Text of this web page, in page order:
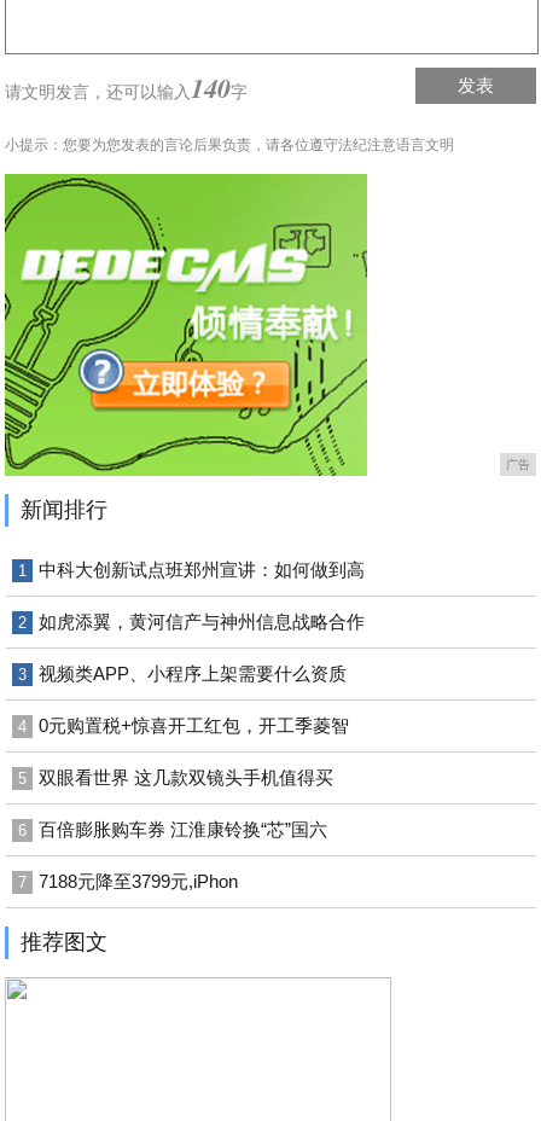
请文明发言，还可以输入 140字 发表
小提示：您要为您发表的言论后果负责，请各位遵守法纪注意语言文明
广告
新闻排行
1 中科大创新试点班郑州宣讲：如何做到高
2 如虎添翼，黄河信产与神州信息战略合作
3 视频类APP、小程序上架需要什么资质
4 0元购置税+惊喜开工红包，开工季菱智
5 双眼看世界 这几款双镜头手机值得买
6 百倍膨胀购车券 江淮康铃换“芯”国六
7 7188元降至3799元,iPhon
推荐图文